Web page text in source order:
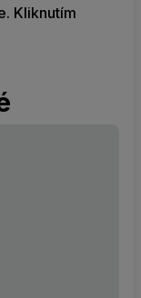
Kliknutím